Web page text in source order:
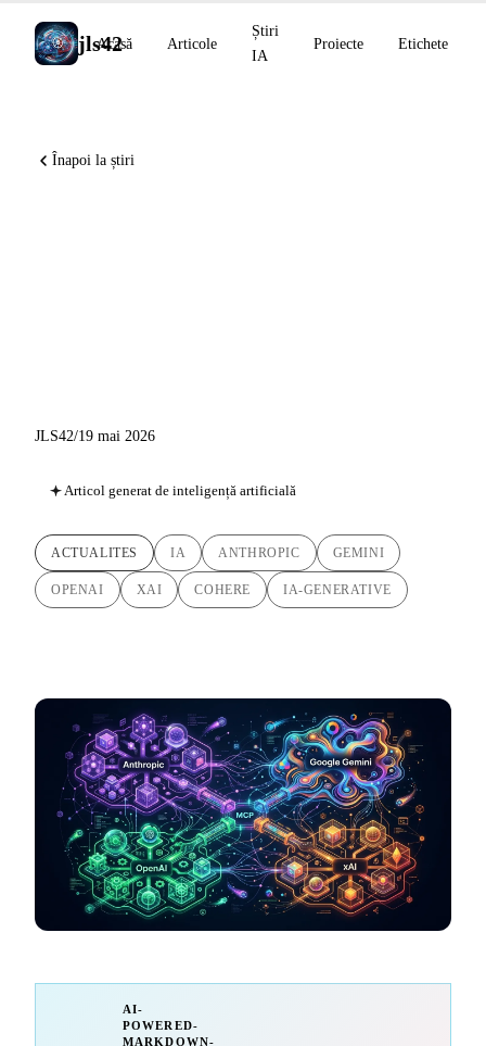
jls42
Acasă Articole
Știri
IA
Proiecte Etichete
Înapoi la știri
JLS42/19 mai 2026
Articol generat de inteligență artificială
ACTUALITES IA ANTHROPIC GEMINI
OPENAI XAI COHERE IA-GENERATIVE
AI-
POWERED-
MARKDOWN-